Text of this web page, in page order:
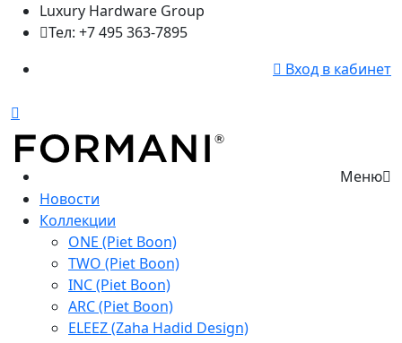
Luxury Hardware Group
Тел: +7 495 363-7895
Вход в кабинет
Меню
Новости
Коллекции
ONE (Piet Boon)
TWO (Piet Boon)
INC (Piet Boon)
ARC (Piet Boon)
ELEEZ (Zaha Hadid Design)